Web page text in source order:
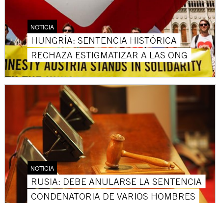
NOTICIA
HUNGRÍA: SENTENCIA HISTÓRICA
RECHAZA ESTIGMATIZAR A LAS ONG
NOTICIA
RUSIA: DEBE ANULARSE LA SENTENCIA
CONDENATORIA DE VARIOS HOMBRES